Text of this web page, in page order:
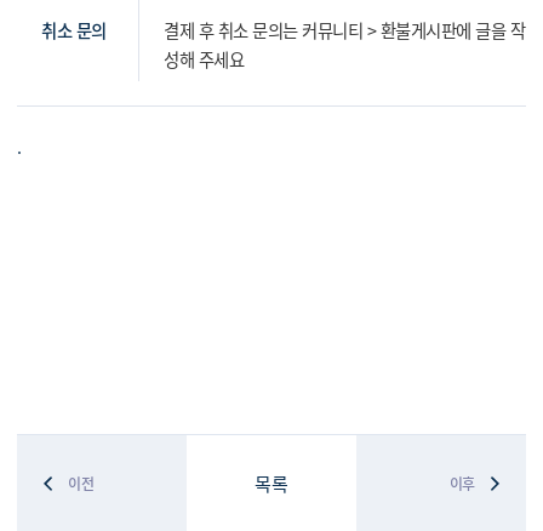
취소 문의
결제 후 취소 문의는 커뮤니티 > 환불게시판에 글을 작
성해 주세요
.
이전 목록 이후